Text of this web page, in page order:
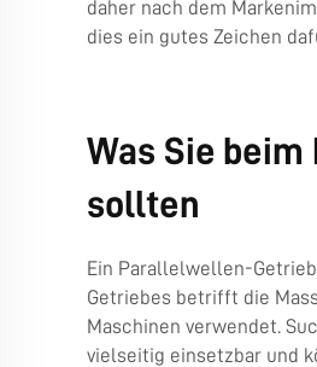
daher nach dem
dies ein gutes Zeichen
Was Sie
sollten
Ein Parallelwellen-
Getriebes betrifft die
Maschinen verwendet.
vielseitig einsetzbar und